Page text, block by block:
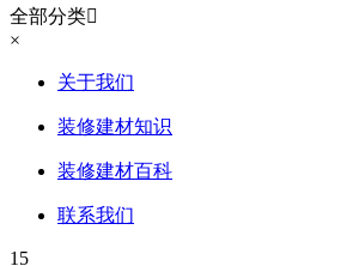
全部分类
×
关于我们
装修建材知识
装修建材百科
联系我们
15